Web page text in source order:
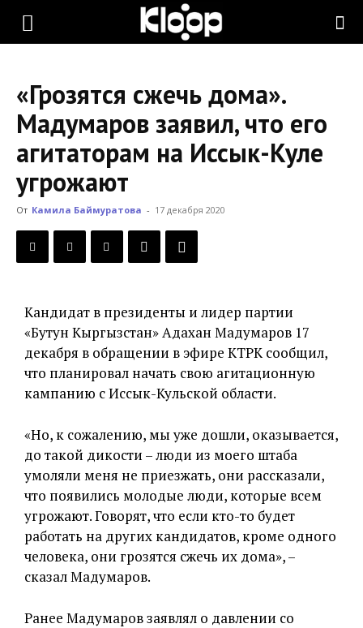
KLOOP.KG
Новости
Кыргызстана
«Грозятся сжечь дома».
Мадумаров заявил, что его
агитаторам на Иссык-Куле
угрожают
От Камила Баймуратова - 17 декабря 2020
Кандидат в президенты и лидер партии
«Бутун Кыргызстан» Адахан Мадумаров 17
декабря в обращении в эфире КТРК сообщил,
что планировал начать свою агитационную
кампанию с Иссык-Кульской области.
«Но, к сожалению, мы уже дошли, оказывается,
до такой дикости – люди из моего штаба
умоляли меня не приезжать, они рассказали,
что появились молодые люди, которые всем
угрожают. Говорят, что если кто-то будет
работать на других кандидатов, кроме одного
человека, они грозятся сжечь их дома», –
сказал Мадумаров.
Ранее Мадумаров заявлял о давлении со